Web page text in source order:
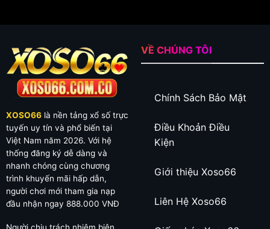
XOSO66là nền tảng xổ số trực
tuyến uy tín và phổ biến tại
Việt Nam năm 2026. Với hệ
thống đăng ký dễ dàng và
nhanh chóng cùng chương
trình khuyến mãi hấp dẫn,
người chơi mới tham gia nạp
đầu nhận ngay 888.000 VNĐ
VỀ CHÚNG TÔI
Chính Sách Bảo Mật
Điều Khoản Điều
Kiện
Giới thiệu Xoso66
Liên Hệ Xoso66